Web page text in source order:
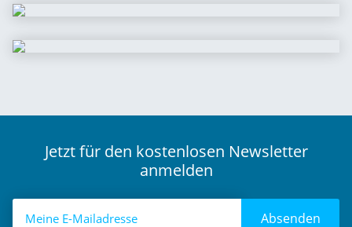
Jetzt für den kostenlosen Newsletter
anmelden
Absenden